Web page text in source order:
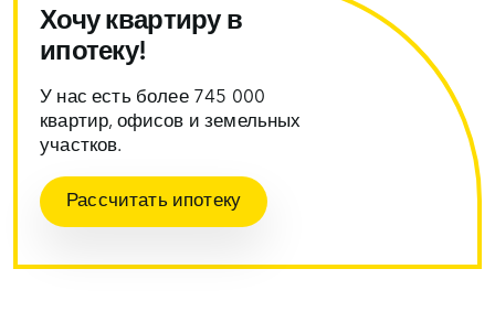
Хочу квартиру в
ипотеку!
У нас есть более 745 000
квартир, офисов и земельных
участков.
Рассчитать ипотеку